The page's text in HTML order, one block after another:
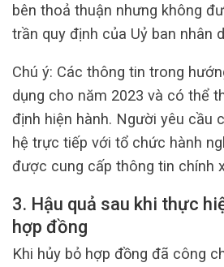
bên thoả thuận nhưng không
trần quy định của Uỷ ban nhân
Chú ý: Các thông tin trong
dụng cho năm 2023 và có thể
định hiện hành. Người yêu cầu
hệ trực tiếp với tổ chức hành
được cung cấp thông tin chính
3. Hậu quả sau khi thực
hợp đồng
Khi hủy bỏ hợp đồng đã công